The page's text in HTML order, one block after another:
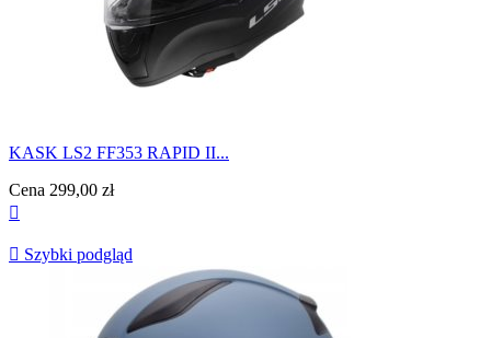
KASK LS2 FF353 RAPID II...
Cena 299,00 zł

 Szybki podgląd